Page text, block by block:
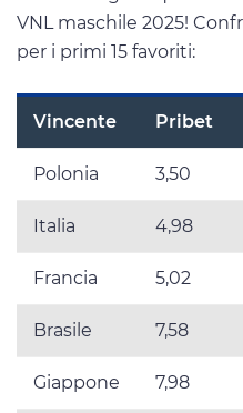
VNL maschile 2025!
per i primi 15 favoriti:
Vincente Pribet
Polonia 3,50
Italia 4,98
Francia 5,02
Brasile 7,58
Giappone 7,98